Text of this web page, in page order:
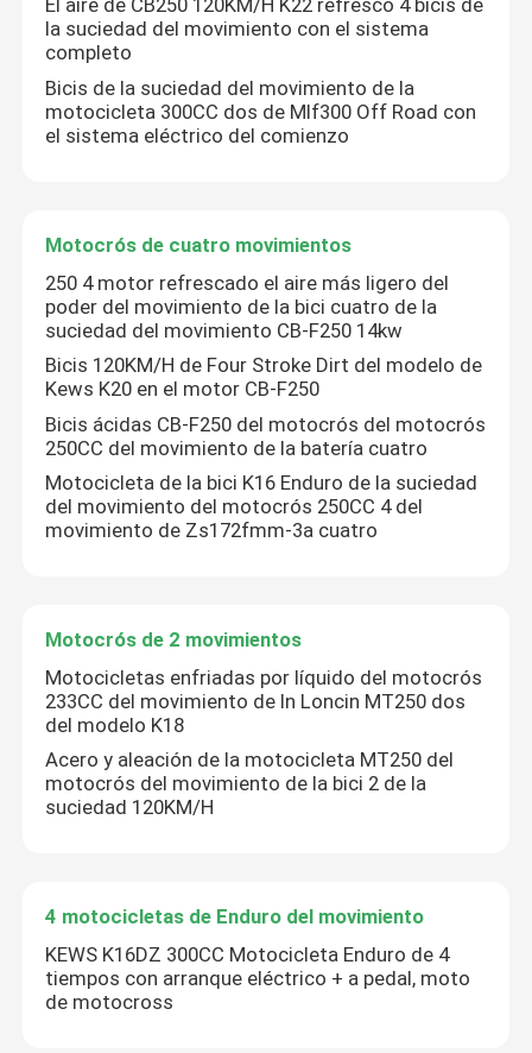
Hogar
El aire de CB250 120KM/H K22 refrescó 4 bicis de
la suciedad del movimiento con el sistema
completo
Bicis de la suciedad del movimiento de la
motocicleta 300CC dos de Mlf300 Off Road con
el sistema eléctrico del comienzo
Motocrós de cuatro movimientos
250 4 motor refrescado el aire más ligero del
poder del movimiento de la bici cuatro de la
suciedad del movimiento CB-F250 14kw
Bicis 120KM/H de Four Stroke Dirt del modelo de
Kews K20 en el motor CB-F250
Bicis ácidas CB-F250 del motocrós del motocrós
250CC del movimiento de la batería cuatro
Motocicleta de la bici K16 Enduro de la suciedad
del movimiento del motocrós 250CC 4 del
movimiento de Zs172fmm-3a cuatro
Motocrós de 2 movimientos
Motocicletas enfriadas por líquido del motocrós
233CC del movimiento de In Loncin MT250 dos
del modelo K18
Acero y aleación de la motocicleta MT250 del
motocrós del movimiento de la bici 2 de la
suciedad 120KM/H
4 motocicletas de Enduro del movimiento
KEWS K16DZ 300CC Motocicleta Enduro de 4
tiempos con arranque eléctrico + a pedal, moto
de motocross